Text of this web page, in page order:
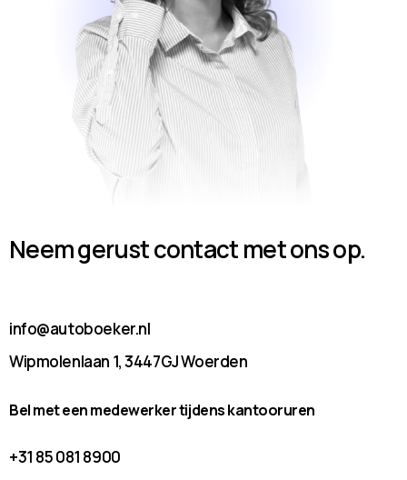
Neem gerust contact met ons op.
info@autoboeker.nl
Wipmolenlaan 1, 3447GJ Woerden
Bel met een medewerker tijdens kantooruren
+31 85 081 8900